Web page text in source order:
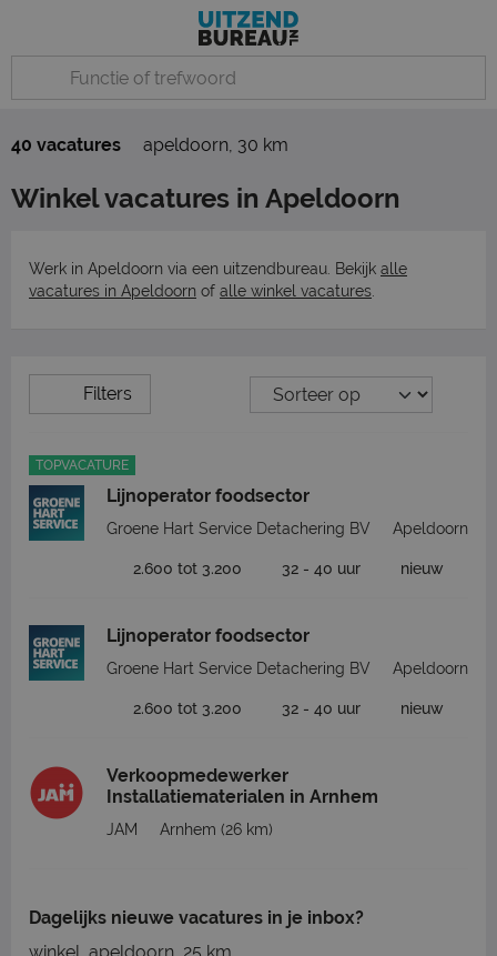
40 vacatures apeldoorn, 30 km
Winkel vacatures in Apeldoorn
Werk in Apeldoorn via een uitzendbureau. Bekijk alle
vacatures in Apeldoorn of alle winkel vacatures
Filters
TOPVACATURE
Lijnoperator foodsector
Groene Hart Service Detachering BV Apeldoorn
2.600 tot 3.200 32 - 40 uur nieuw
Lijnoperator foodsector
Groene Hart Service Detachering BV Apeldoorn
2.600 tot 3.200 32 - 40 uur nieuw
Verkoopmedewerker
Installatiematerialen in Arnhem
JAM Arnhem (26 km)
Dagelijks nieuwe vacatures in je inbox?